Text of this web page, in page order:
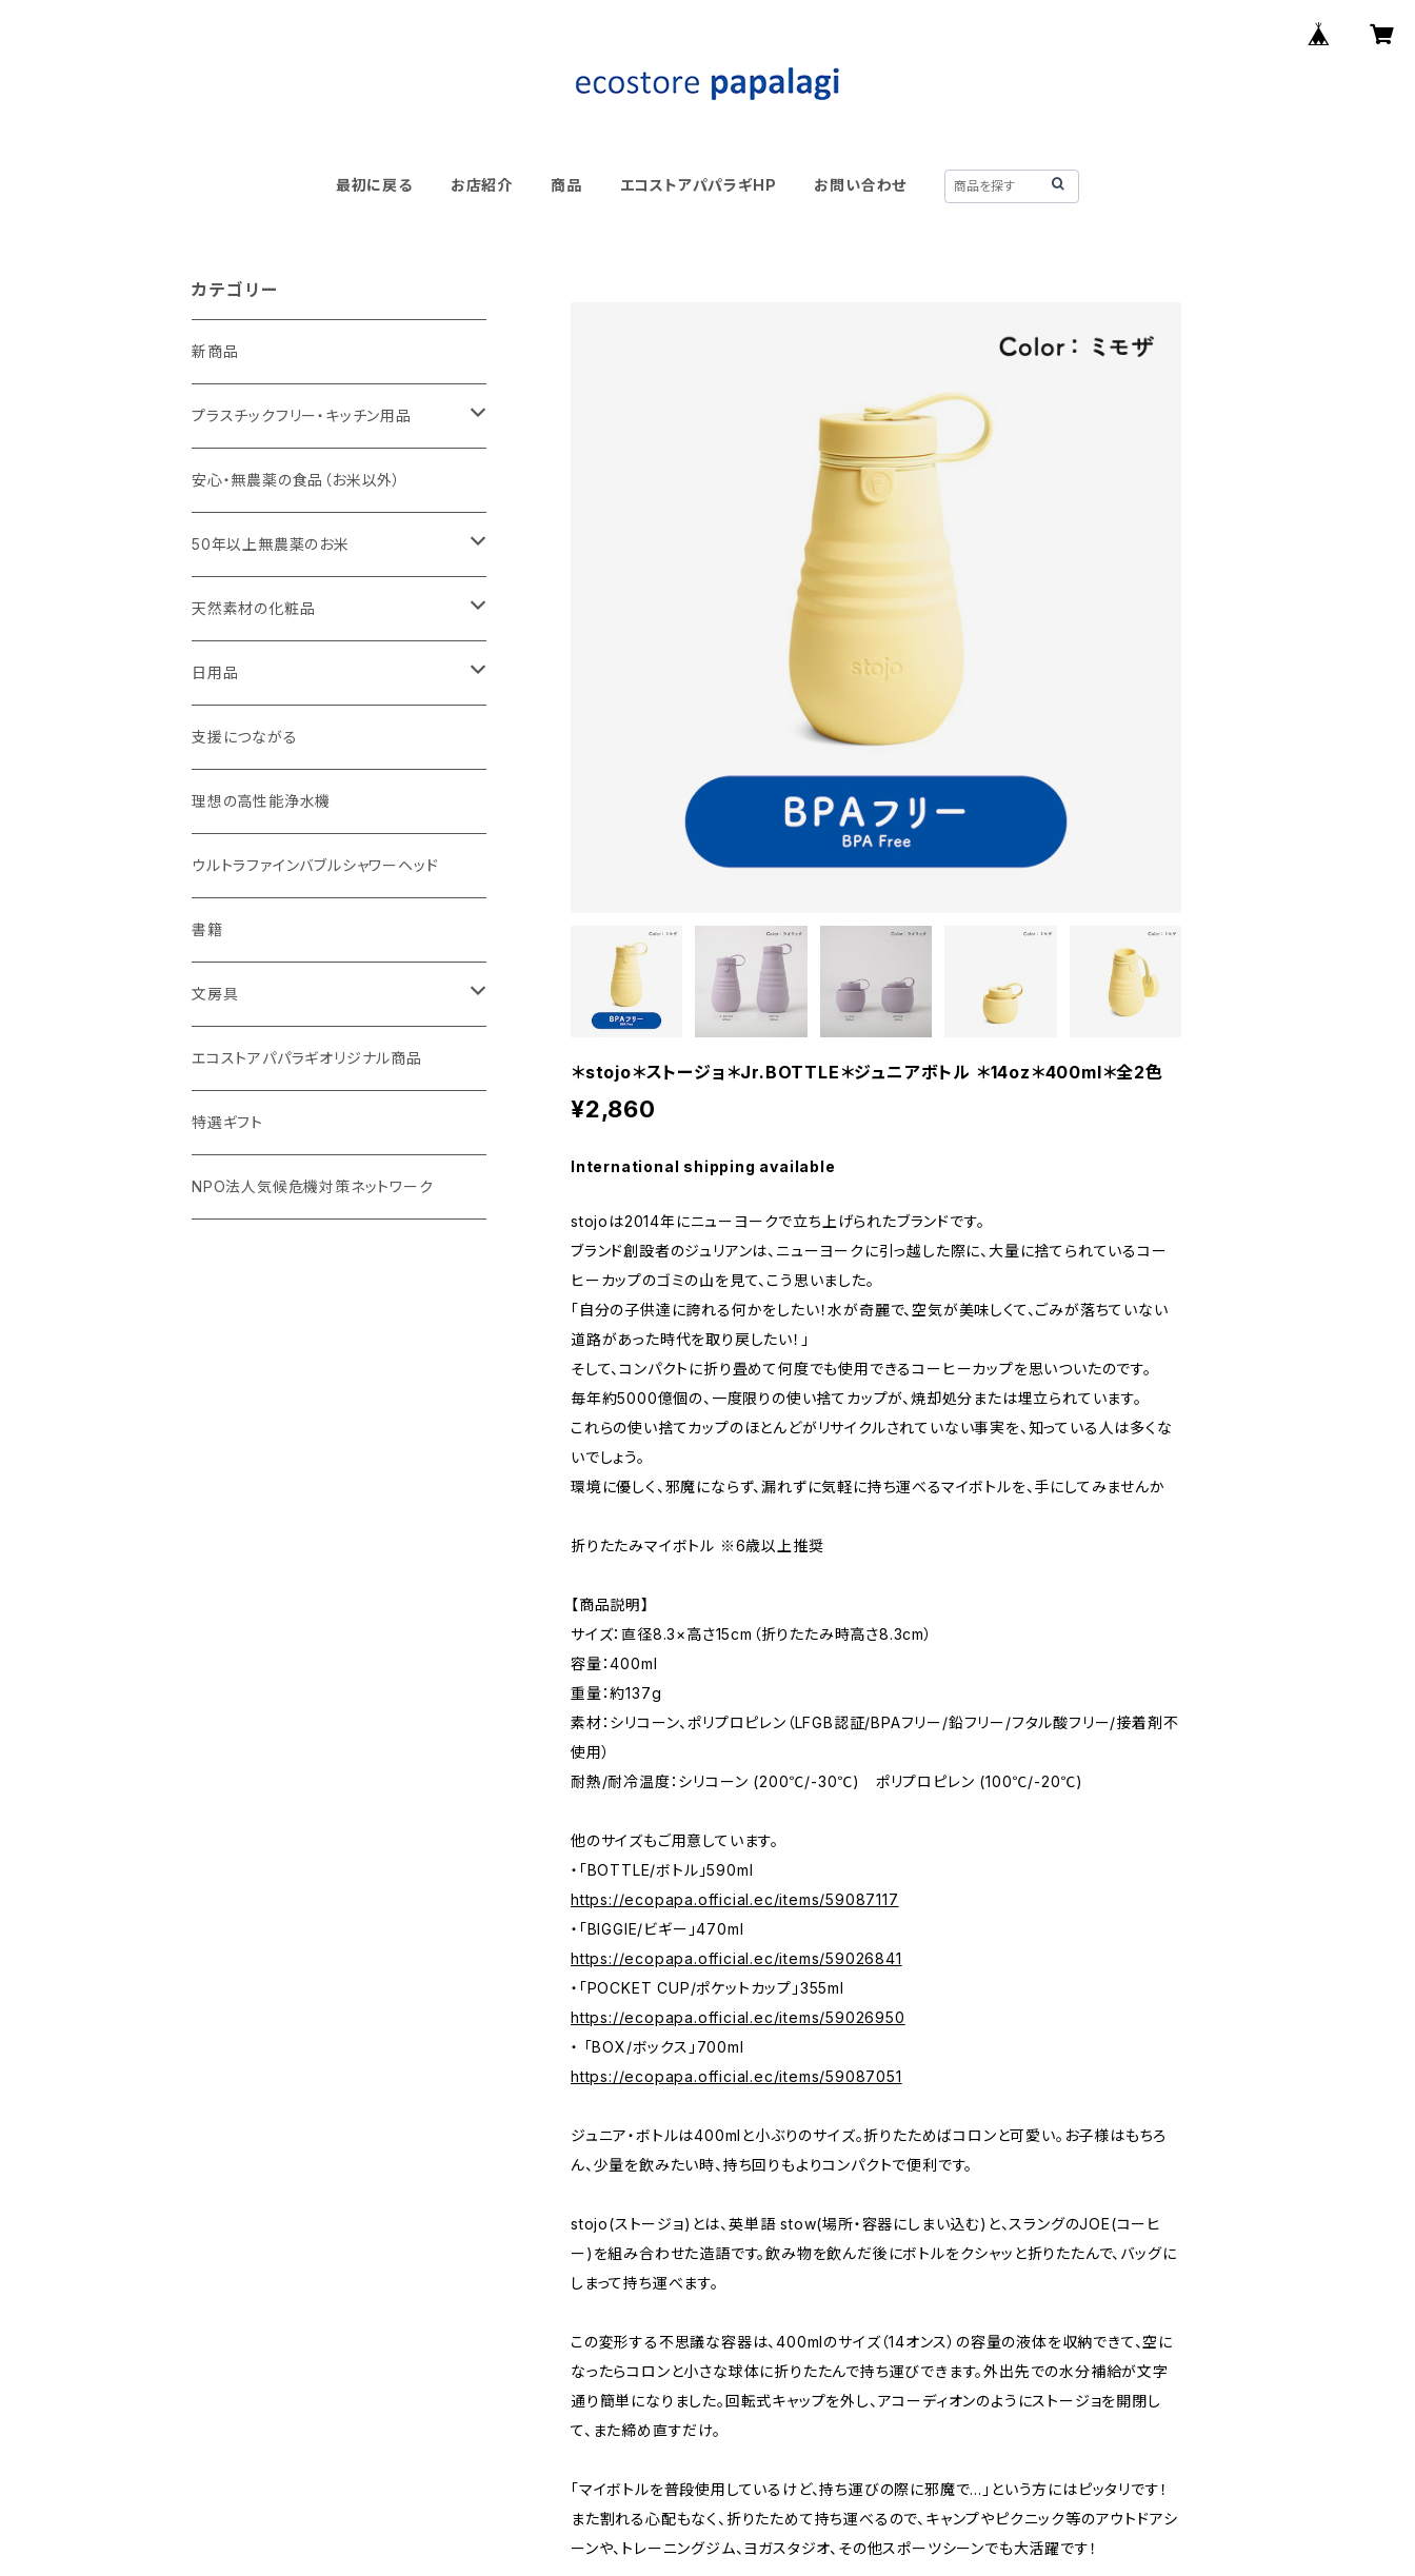
最初に戻る お店紹介 商品 エコストアパパラギHP お問い合わせ
＊stojo＊ストージョ＊Jr.BOTTLE＊ジュニアボトル ＊14oz＊400ml＊全2色
¥2,860
International shipping available
stojoは2014年にニューヨークで立ち上げられたブランドです。
ブランド創設者のジュリアンは、ニューヨークに引っ越した際に、大量に捨てられているコー
ヒーカップのゴミの山を見て、こう思いました。
「自分の子供達に誇れる何かをしたい！水が奇麗で、空気が美味しくて、ごみが落ちていない
道路があった時代を取り戻したい！」
そして、コンパクトに折り畳めて何度でも使用できるコーヒーカップを思いついたのです。
毎年約5000億個の、一度限りの使い捨てカップが、焼却処分または埋立られています。
これらの使い捨てカップのほとんどがリサイクルされていない事実を、知っている人は多くな
いでしょう。
環境に優しく、邪魔にならず、漏れずに気軽に持ち運べるマイボトルを、手にしてみませんか
折りたたみマイボトル ※6歳以上推奨
【商品説明】
サイズ：直径8.3×高さ15cm（折りたたみ時高さ8.3cm）
容量：400ml
重量：約137g
素材：シリコーン、ポリプロピレン（LFGB認証/BPAフリー/鉛フリー/フタル酸フリー/接着剤不
使用）
耐熱/耐冷温度：シリコーン (200℃/-30℃) ポリプロピレン (100℃/-20℃)
他のサイズもご用意しています。
・「BOTTLE/ボトル」590ml
https://ecopapa.official.ec/items/59087117
・「BIGGIE/ビギー」470ml
https://ecopapa.official.ec/items/59026841
・「POCKET CUP/ポケットカップ」355ml
https://ecopapa.official.ec/items/59026950
・ 「BOX/ボックス」700ml
https://ecopapa.official.ec/items/59087051
ジュニア・ボトルは400mlと小ぶりのサイズ。折りたためばコロンと可愛い。お子様はもちろ
ん、少量を飲みたい時、持ち回りもよりコンパクトで便利です。
stojo(ストージョ)とは、英単語 stow(場所・容器にしまい込む)と、スラングのJOE(コーヒ
ー)を組み合わせた造語です。飲み物を飲んだ後にボトルをクシャッと折りたたんで、バッグに
しまって持ち運べます。
この変形する不思議な容器は、400mlのサイズ（14オンス）の容量の液体を収納できて、空に
なったらコロンと小さな球体に折りたたんで持ち運びできます。外出先での水分補給が文字
通り簡単になりました。回転式キャップを外し、アコーディオンのようにストージョを開閉し
て、また締め直すだけ。
「マイボトルを普段使用しているけど、持ち運びの際に邪魔で…」という方にはピッタリです！
また割れる心配もなく、折りたためて持ち運べるので、キャンプやピクニック等のアウトドアシ
ーンや、トレーニングジム、ヨガスタジオ、その他スポーツシーンでも大活躍です！
カテゴリー
新商品
プラスチックフリー・キッチン用品
キッチンスポンジ・キッチンブラシ
びわこ・和太布（日本独自の方法で織られ
た木綿の布巾）
weck（ドイツ生まれのガラス容器）
スタッシャー（シリコンの保存容器）
お弁当箱
無塗装カトラリー
マイボトル
Ecoffee Cup（環境にやさしい竹素材）
stojo(折り畳めて何度でも使用できるコ
ーヒーカップ)
オリーブウッド カッティングボード
調理用品
安心・無農薬の食品（お米以外）
50年以上無農薬のお米
玄米（定期便）
白米（定期便）
分づき米（定期便）
玄米（1回購入）
白米（1回購入）
分づき米（1回購入）
天然素材の化粧品
日焼け止め
ヘアケア
スキンケア
リップバーム
国産シャンプーバー・コンディショナーバ
ー
日用品
国産シャンプーバー・コンディショナーバ
ー
オーラルケア
生分解性ソープ類・せっけん
アメニティー・バス用品
天然素材のブラシ、掃除道具
生理用品
虫除けグッズ
支援につながる
理想の高性能浄水機
ウルトラファインバブルシャワーヘッド
書籍
文房具
バナナペーパーグッズ
天然素材の消しゴム
エコストアパパラギオリジナル商品
特選ギフト
NPO法人気候危機対策ネットワーク